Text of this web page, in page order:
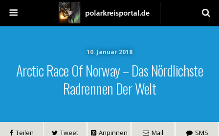
10. Januar 2018
Arctic Race Of Norway – Das Nördlichste
Radrennen Der Welt
Teilen Tweet Anpinnen Mail SMS